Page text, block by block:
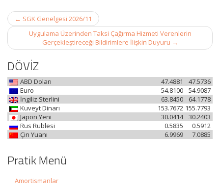
Post
navigation
← SGK Genelgesi 2026/11
Uygulama Üzerinden Taksi Çağırma Hizmeti Verenlerin
Gerçekleştireceği Bildirimlere İlişkin Duyuru →
DÖVİZ
ABD Doları 47.5736
47.4881
Euro
54.9087
54.8100
İngiliz Sterlini
64.1778
63.8450
Kuveyt Dinarı
155.7793
153.7672
Japon Yeni
30.2403
30.0414
Rus Rublesi
0.5912
0.5835
Çin Yuanı
7.0885
6.9969
Pratik Menü
Amortismanlar